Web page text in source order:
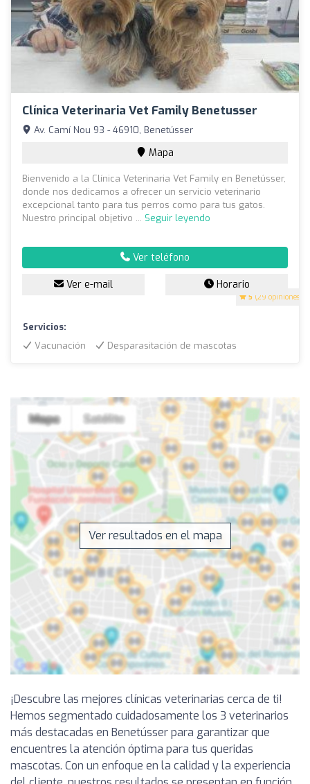
Clínica Veterinaria Vet Family Benetusser
5 (29 opiniones)
Av. Camí Nou 93 - 46910, Benetússer
Mapa
Bienvenido a la Clínica Veterinaria Vet Family en Benetússer,
donde nos dedicamos a ofrecer un servicio veterinario
excepcional tanto para tus perros como para tus gatos.
Nuestro principal objetivo ... Seguir leyendo
Ver teléfono
Ver e-mail Horario
Servicios:
Vacunación
Desparasitación de mascotas
Ver resultados en el mapa
¡Descubre las mejores clínicas veterinarias cerca de ti!
Hemos segmentado cuidadosamente los 3 veterinarios
más destacadas en Benetússer para garantizar que
encuentres la atención óptima para tus queridas
mascotas. Con un enfoque en la calidad y la experiencia